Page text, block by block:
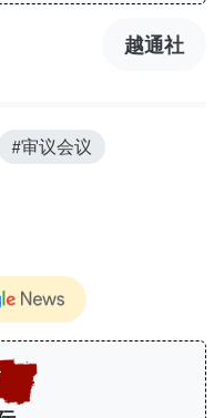
越通社
#审议会议